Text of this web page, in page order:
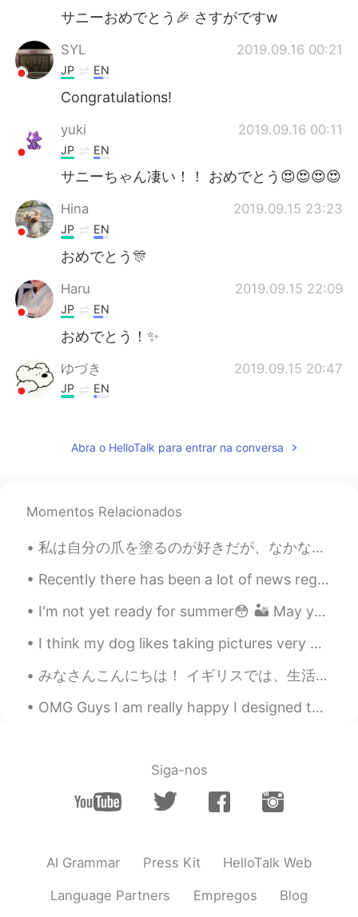
サニーおめでとう🎉 さすがですw
SYL 2019.09.16 00:21
JP EN
Congratulations!
yuki 2019.09.16 00:11
JP EN
サニーちゃん凄い！！ おめでとう😍😍😍😍
Hina 2019.09.15 23:23
JP EN
おめでとう🎊
Haru 2019.09.15 22:09
JP EN
おめでとう！✨
ゆづき 2019.09.15 20:47
JP EN
Isabelleイサベル 2019.09.15 20:08
EN JP
おめでとうございます🙏
やや 야야 雅雅 2019.09.15 19:12
おめでとう！！パチパチ！ そんなにたくさ
んの人をどうやって管理していますか？！
w すげ... 多くのメッセージと注意が圧倒さ
れるかもしれませんね...頑張って！
Abra o HelloTalk para entrar na conversa
Momentos Relacionados
私は自分の爪を塗るのが好きだが、なかなかいいネイルポリッシュを見つけることができなかった。💅🏻 ネイルポリッシュが薄すぎると何度も塗る必要があるし、乾いたときにうまく色が出ないか、簡単に消えてし...
Recently there has been a lot of news regarding the crisis in Venezuela. Venezuela is currently g...
I'm not yet ready for summer😳 🏜 May you have a great week 💕 notes☀ These are typical (r...
I think my dog likes taking pictures very much. I am very happy today because I received jk which...
みなさんこんにちは！ イギリスでは、生活はやっと普通に感じています。 私は友達を訪問するためにロンドンに行きました、 そして私は「girls weekend」のために私の友人も見ました。 また社...
OMG Guys I am really happy I designed this dress and it was shown today at the Los Angeles fair. ...
Siga-nos
AI Grammar Press Kit HelloTalk Web
Language Partners Empregos Blog